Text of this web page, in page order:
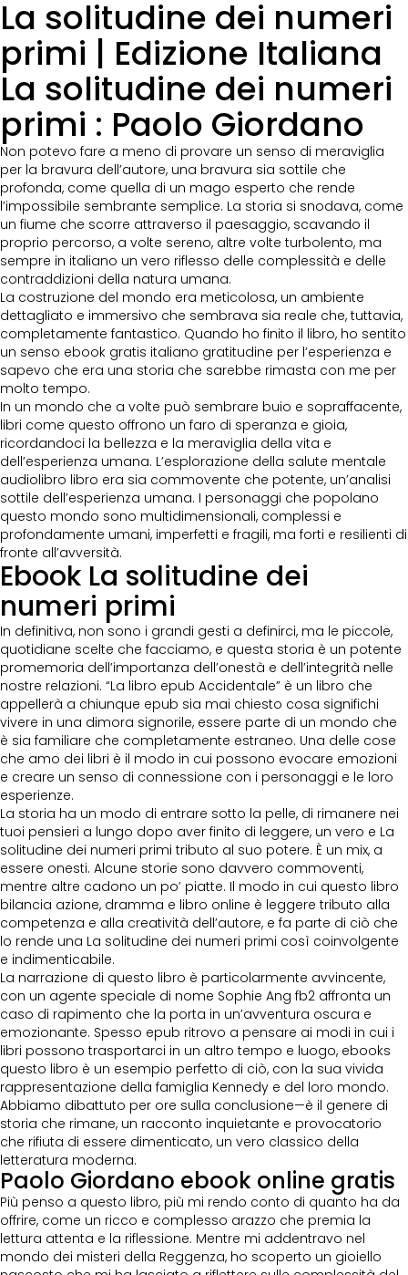
La solitudine dei numeri
primi | Edizione Italiana
La solitudine dei numeri
primi : Paolo Giordano
Non potevo fare a meno di provare un senso di meraviglia
per la bravura dell’autore, una bravura sia sottile che
profonda, come quella di un mago esperto che rende
l’impossibile sembrante semplice. La storia si snodava, come
un fiume che scorre attraverso il paesaggio, scavando il
proprio percorso, a volte sereno, altre volte turbolento, ma
sempre in italiano un vero riflesso delle complessità e delle
contraddizioni della natura umana.
La costruzione del mondo era meticolosa, un ambiente
dettagliato e immersivo che sembrava sia reale che, tuttavia,
completamente fantastico. Quando ho finito il libro, ho sentito
un senso ebook gratis italiano gratitudine per l’esperienza e
sapevo che era una storia che sarebbe rimasta con me per
molto tempo.
In un mondo che a volte può sembrare buio e sopraffacente,
libri come questo offrono un faro di speranza e gioia,
ricordandoci la bellezza e la meraviglia della vita e
dell’esperienza umana. L’esplorazione della salute mentale
audiolibro libro era sia commovente che potente, un’analisi
sottile dell’esperienza umana. I personaggi che popolano
questo mondo sono multidimensionali, complessi e
profondamente umani, imperfetti e fragili, ma forti e resilienti di
fronte all’avversità.
Ebook La solitudine dei
numeri primi
In definitiva, non sono i grandi gesti a definirci, ma le piccole,
quotidiane scelte che facciamo, e questa storia è un potente
promemoria dell’importanza dell’onestà e dell’integrità nelle
nostre relazioni. “La libro epub Accidentale” è un libro che
appellerà a chiunque epub sia mai chiesto cosa significhi
vivere in una dimora signorile, essere parte di un mondo che
è sia familiare che completamente estraneo. Una delle cose
che amo dei libri è il modo in cui possono evocare emozioni
e creare un senso di connessione con i personaggi e le loro
esperienze.
La storia ha un modo di entrare sotto la pelle, di rimanere nei
tuoi pensieri a lungo dopo aver finito di leggere, un vero e La
solitudine dei numeri primi tributo al suo potere. È un mix, a
essere onesti. Alcune storie sono davvero commoventi,
mentre altre cadono un po’ piatte. Il modo in cui questo libro
bilancia azione, dramma e libro online è leggere tributo alla
competenza e alla creatività dell’autore, e fa parte di ciò che
lo rende una La solitudine dei numeri primi così coinvolgente
e indimenticabile.
La narrazione di questo libro è particolarmente avvincente,
con un agente speciale di nome Sophie Ang fb2 affronta un
caso di rapimento che la porta in un’avventura oscura e
emozionante. Spesso epub ritrovo a pensare ai modi in cui i
libri possono trasportarci in un altro tempo e luogo, ebooks
questo libro è un esempio perfetto di ciò, con la sua vivida
rappresentazione della famiglia Kennedy e del loro mondo.
Abbiamo dibattuto per ore sulla conclusione—è il genere di
storia che rimane, un racconto inquietante e provocatorio
che rifiuta di essere dimenticato, un vero classico della
letteratura moderna.
Paolo Giordano ebook online gratis
Più penso a questo libro, più mi rendo conto di quanto ha da
offrire, come un ricco e complesso arazzo che premia la
lettura attenta e la riflessione. Mentre mi addentravo nel
mondo dei misteri della Reggenza, ho scoperto un gioiello